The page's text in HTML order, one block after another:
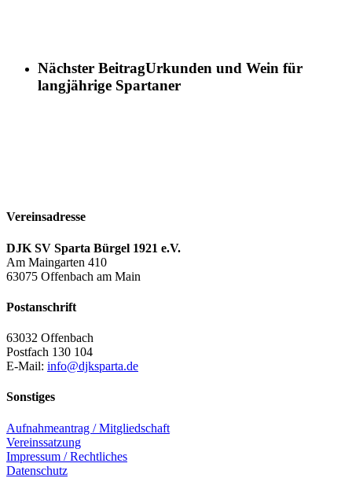
Nächster BeitragUrkunden und Wein für
langjährige Spartaner
Vereinsadresse
DJK SV Sparta Bürgel 1921 e.V.
Am Maingarten 410
63075 Offenbach am Main
Postanschrift
63032 Offenbach
Postfach 130 104
E-Mail: info@djksparta.de
Sonstiges
Aufnahmeantrag / Mitgliedschaft
Vereinssatzung
Impressum / Rechtliches
Datenschutz